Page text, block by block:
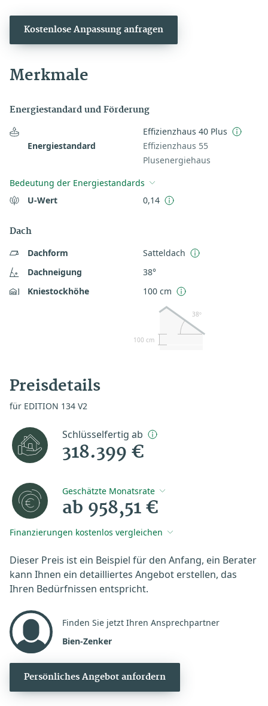
Kostenlose Anpassung anfragen
Merkmale
Energiestandard und Förderung
Energiestandard
Effizienzhaus 40 Plus
Effizienzhaus 55
Plusenergiehaus
Bedeutung der Energiestandards
U-Wert
0,14
Dach
Dachform
Satteldach
Dachneigung
38°
Kniestockhöhe
100 cm
100 cm
38º
Preisdetails
für EDITION 134 V2
Schlüsselfertig ab
318.399 €
Geschätzte Monatsrate
ab 958,51 €
Finanzierungen kostenlos vergleichen
Dieser Preis ist ein Beispiel für den Anfang, ein Berater
kann Ihnen ein detailliertes Angebot erstellen, das
Ihren Bedürfnissen entspricht.
Finden Sie jetzt Ihren Ansprechpartner
Bien-Zenker
Persönliches Angebot anfordern